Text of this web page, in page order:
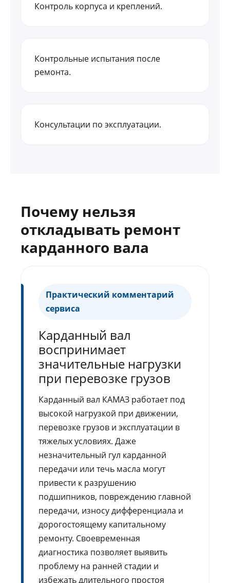
Контроль корпуса и креплений.
Контрольные испытания после
ремонта.
Консультации по эксплуатации.
Почему нельзя
откладывать ремонт
карданного вала
Практический комментарий
сервиса
Карданный вал
воспринимает
значительные нагрузки
при перевозке грузов
Карданный вал КАМАЗ работает под
высокой нагрузкой при движении,
перевозке грузов и эксплуатации в
тяжелых условиях. Даже
незначительный гул карданной
передачи или течь масла могут
привести к разрушению
подшипников, повреждению главной
передачи, износу дифференциала и
дорогостоящему капитальному
ремонту. Своевременная
диагностика позволяет выявить
проблему на ранней стадии и
избежать длительного простоя